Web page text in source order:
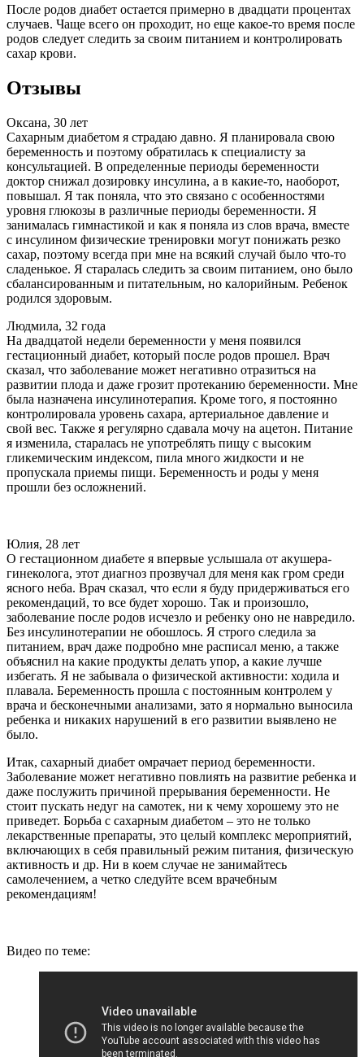
После родов диабет остается примерно в двадцати процентах
случаев. Чаще всего он проходит, но еще какое-то время после
родов следует следить за своим питанием и контролировать
сахар крови.
Отзывы
Оксана, 30 лет
Сахарным диабетом я страдаю давно. Я планировала свою
беременность и поэтому обратилась к специалисту за
консультацией. В определенные периоды беременности
доктор снижал дозировку инсулина, а в какие-то, наоборот,
повышал. Я так поняла, что это связано с особенностями
уровня глюкозы в различные периоды беременности. Я
занималась гимнастикой и как я поняла из слов врача, вместе
с инсулином физические тренировки могут понижать резко
сахар, поэтому всегда при мне на всякий случай было что-то
сладенькое. Я старалась следить за своим питанием, оно было
сбалансированным и питательным, но калорийным. Ребенок
родился здоровым.
Людмила, 32 года
На двадцатой недели беременности у меня появился
гестационный диабет, который после родов прошел. Врач
сказал, что заболевание может негативно отразиться на
развитии плода и даже грозит протеканию беременности. Мне
была назначена инсулинотерапия. Кроме того, я постоянно
контролировала уровень сахара, артериальное давление и
свой вес. Также я регулярно сдавала мочу на ацетон. Питание
я изменила, старалась не употреблять пищу с высоким
гликемическим индексом, пила много жидкости и не
пропускала приемы пищи. Беременность и роды у меня
прошли без осложнений.
Юлия, 28 лет
О гестационном диабете я впервые услышала от акушера-
гинеколога, этот диагноз прозвучал для меня как гром среди
ясного неба. Врач сказал, что если я буду придерживаться его
рекомендаций, то все будет хорошо. Так и произошло,
заболевание после родов исчезло и ребенку оно не навредило.
Без инсулинотерапии не обошлось. Я строго следила за
питанием, врач даже подробно мне расписал меню, а также
объяснил на какие продукты делать упор, а какие лучше
избегать. Я не забывала о физической активности: ходила и
плавала. Беременность прошла с постоянным контролем у
врача и бесконечными анализами, зато я нормально выносила
ребенка и никаких нарушений в его развитии выявлено не
было.
Итак, сахарный диабет омрачает период беременности.
Заболевание может негативно повлиять на развитие ребенка и
даже послужить причиной прерывания беременности. Не
стоит пускать недуг на самотек, ни к чему хорошему это не
приведет. Борьба с сахарным диабетом – это не только
лекарственные препараты, это целый комплекс мероприятий,
включающих в себя правильный режим питания, физическую
активность и др. Ни в коем случае не занимайтесь
самолечением, а четко следуйте всем врачебным
рекомендациям!
Видео по теме: